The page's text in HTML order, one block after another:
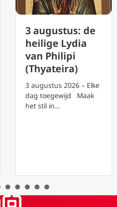
3 augustus: de
heilige Lydia
van Philipi
(Thyateira)
3 augustus 2026 – Elke
dag toegewijd Maak
het stil in…